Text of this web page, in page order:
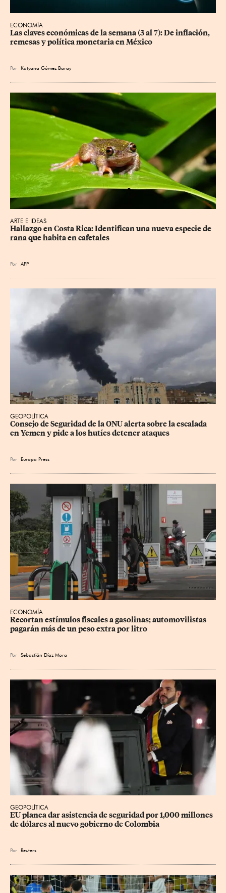
ECONOMÍA
Las claves económicas de la semana (3 al 7): De inflación,
remesas y política monetaria en México
Por Katyana Gómez Baray
ARTE E IDEAS
Hallazgo en Costa Rica: Identifican una nueva especie de
rana que habita en cafetales
Por AFP
GEOPOLÍTICA
Consejo de Seguridad de la ONU alerta sobre la escalada
en Yemen y pide a los hutíes detener ataques
Por Europa Press
ECONOMÍA
Recortan estímulos fiscales a gasolinas; automovilistas
pagarán más de un peso extra por litro
Por Sebastián Díaz Mora
GEOPOLÍTICA
EU planea dar asistencia de seguridad por 1,000 millones
de dólares al nuevo gobierno de Colombia
Por Reuters